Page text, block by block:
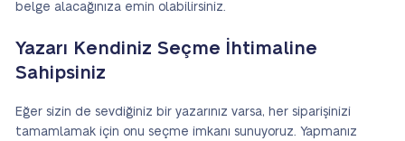
belge alacağınıza emin olabilirsiniz.
Yazarı Kendiniz Seçme İhtimaline
Sahipsiniz
Eğer sizin de sevdiğiniz bir yazarınız varsa, her siparişinizi
tamamlamak için onu seçme imkanı sunuyoruz. Yapmanız